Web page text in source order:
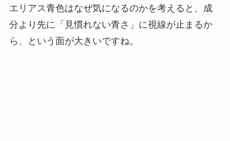
エリアス青色はなぜ気になるのかを考えると、成
分より先に「見慣れない青さ」に視線が止まるか
ら、という面が大きいですね。